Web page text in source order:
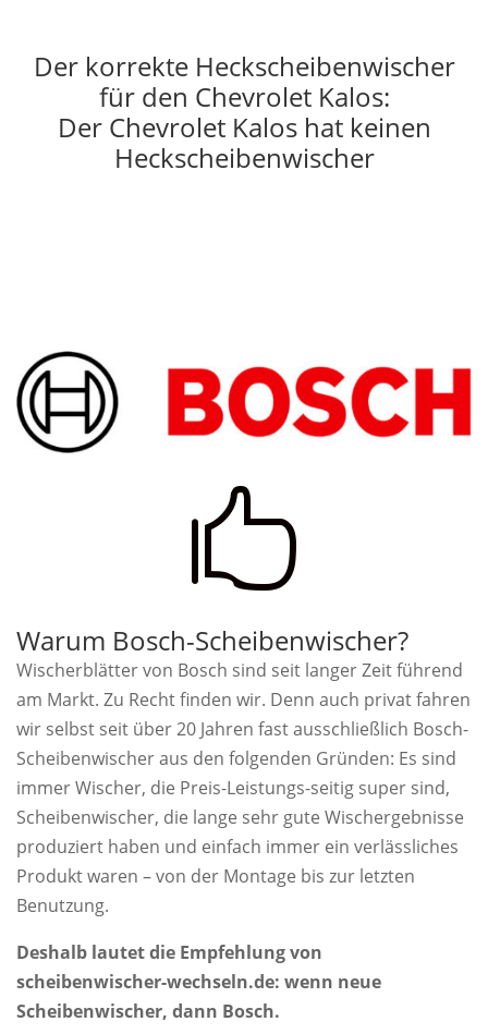
Der korrekte Heckscheibenwischer
für den Chevrolet Kalos:
Der Chevrolet Kalos hat keinen
Heckscheibenwischer

Warum Bosch-Scheibenwischer?
Wischerblätter von Bosch sind seit langer Zeit führend
am Markt. Zu Recht finden wir. Denn auch privat fahren
wir selbst seit über 20 Jahren fast ausschließlich Bosch-
Scheibenwischer aus den folgenden Gründen: Es sind
immer Wischer, die Preis-Leistungs-seitig super sind,
Scheibenwischer, die lange sehr gute Wischergebnisse
produziert haben und einfach immer ein verlässliches
Produkt waren – von der Montage bis zur letzten
Benutzung.
Deshalb lautet die Empfehlung von
scheibenwischer-wechseln.de: wenn neue
Scheibenwischer, dann Bosch.